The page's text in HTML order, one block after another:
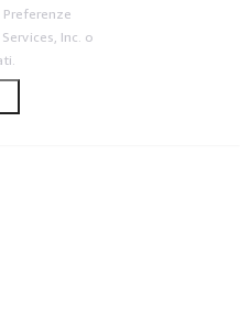
Preferenze
Inc. o